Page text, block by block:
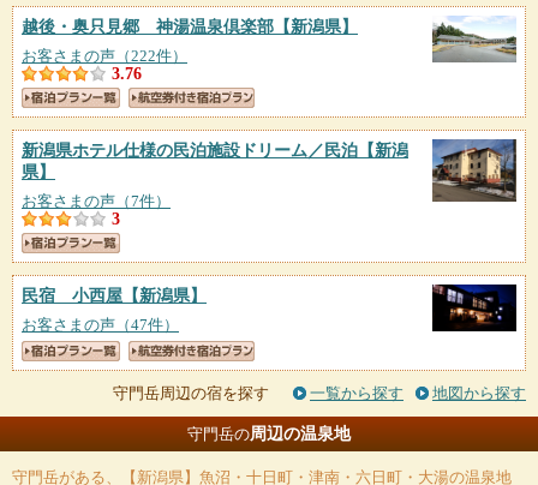
越後・奥只見郷 神湯温泉倶楽部 【新潟県】
お客さまの声（222件）
3.76
新潟県ホテル仕様の民泊施設ドリーム／民泊 【新潟
県】
お客さまの声（7件）
3
民宿 小西屋 【新潟県】
お客さまの声（47件）
守門岳周辺の宿を探す 一覧から探す 地図から探す
守門岳の周辺の温泉地
守門岳がある、【新潟県】魚沼・十日町・津南・六日町・大湯の温泉地